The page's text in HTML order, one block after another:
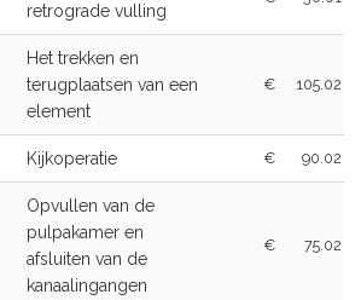
retrograde vulling
Het trekken en
terugplaatsen van een
element
€ 105.02
Kijkoperatie € 90.02
Opvullen van de
pulpakamer en
afsluiten van de
kanaalingangen
€ 75.02